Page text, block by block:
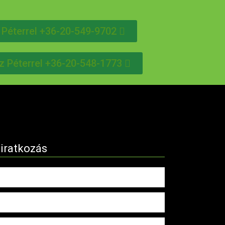
+36-20-549-9702
Péterrel +36-20-548-1773